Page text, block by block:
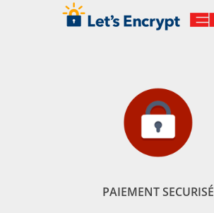
PAIEMENT SECURISÉ